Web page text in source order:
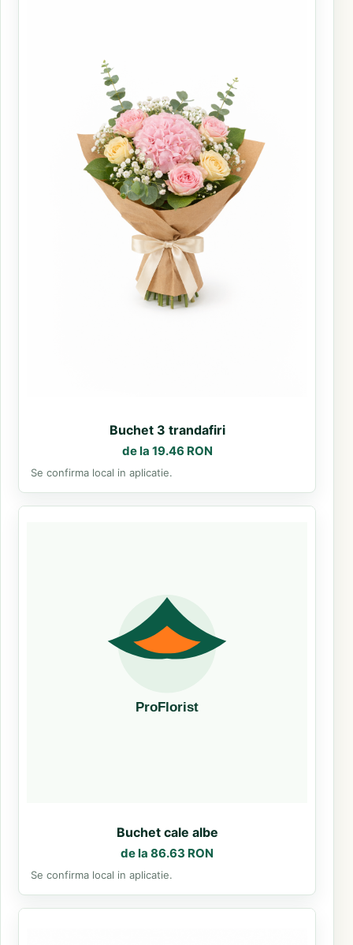
Buchet 3 trandafiri
de la 19.46 RON
Se confirma local in aplicatie.
Buchet cale albe
de la 86.63 RON
Se confirma local in aplicatie.